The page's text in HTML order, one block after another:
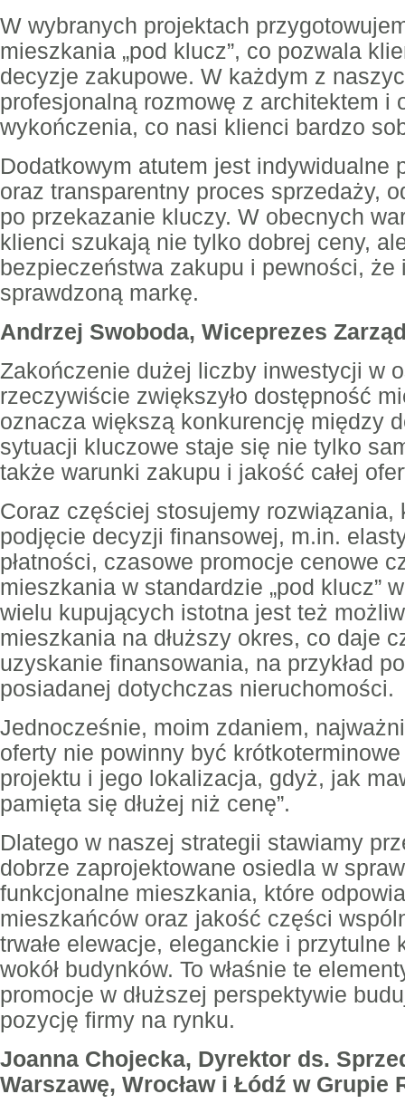
W wybranych projektach
mieszkania „pod klucz”, co pozwala
decyzje zakupowe. W każdym z
profesjonalną rozmowę z architektem i
wykończenia, co nasi klienci bardzo
Dodatkowym atutem jest indywidualne
oraz transparentny proces sprzedaży,
po przekazanie kluczy. W obecnych
klienci szukają nie tylko dobrej ceny,
bezpieczeństwa zakupu i pewności, że
sprawdzoną markę.
Andrzej Swoboda, Wiceprezes
Zakończenie dużej liczby inwestycji w
rzeczywiście zwiększyło dostępność
oznacza większą konkurencję między
sytuacji kluczowe staje się nie tylko
także warunki zakupu i jakość całej
Coraz częściej stosujemy rozwiązania,
podjęcie decyzji finansowej, m.in.
płatności, czasowe promocje cenowe
mieszkania w standardzie „pod klucz”
wielu kupujących istotna jest też
mieszkania na dłuższy okres, co daje
uzyskanie finansowania, na przykład
posiadanej dotychczas nieruchomości.
Jednocześnie, moim zdaniem,
oferty nie powinny być
projektu i jego lokalizacja, gdyż, jak
pamięta się dłużej niż cenę”.
Dlatego w naszej strategii stawiamy
dobrze zaprojektowane osiedla w
funkcjonalne mieszkania, które
mieszkańców oraz jakość części
trwałe elewacje, eleganckie i przytulne
wokół budynków. To właśnie te
promocje w dłuższej perspektywie
pozycję firmy na rynku.
Joanna Chojecka, Dyrektor ds.
Warszawę, Wrocław i Łódź w Grupie